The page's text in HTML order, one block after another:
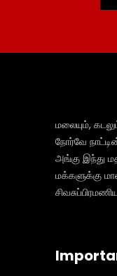
மலையும்,
நோர்வே
அங்கு இந்து
மக்களுக்கு